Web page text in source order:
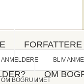
FORFATTERE
OM
ANMELDERE BLIV
OM BOGRUMMET